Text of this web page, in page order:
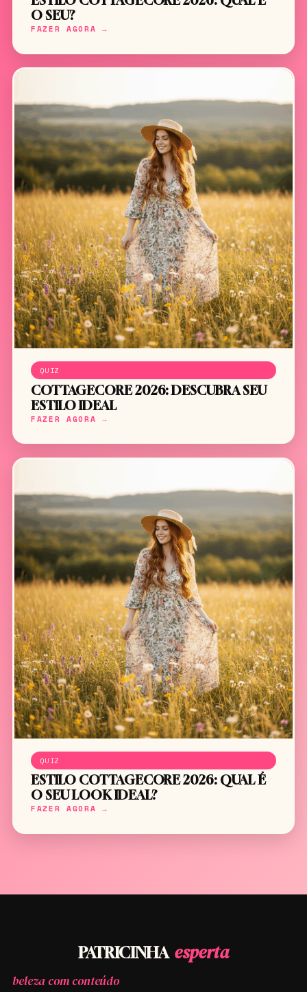
O SEU?
FAZER AGORA →
QUIZ
COTTAGECORE 2026: DESCUBRA SEU
ESTILO IDEAL
FAZER AGORA →
QUIZ
ESTILO COTTAGECORE 2026: QUAL É
O SEU LOOK IDEAL?
FAZER AGORA →
PATRICINHA esperta
beleza com conteúdo